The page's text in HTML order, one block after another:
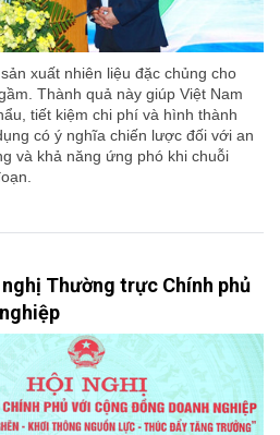
xuất nhiên liệu đặc chủng cho
Thành quả này giúp Việt Nam
tiết kiệm chi phí và hình thành
có ý nghĩa chiến lược đối với an
và khả năng ứng phó khi chuỗi
Thường trực Chính phủ